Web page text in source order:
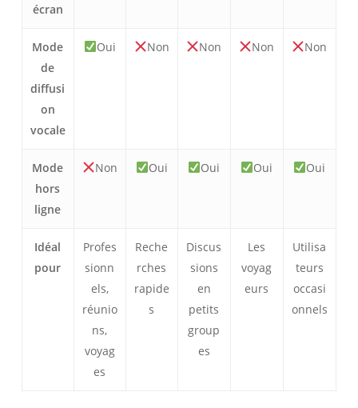
écran
Mode
de
diffusi
on
vocale
Oui Non Non Non Non
Mode
hors
ligne
Non Oui Oui Oui Oui
Idéal
pour
Profes
sionn
els,
réunio
ns,
voyag
es
Reche
rches
rapide
s
Discus
sions
en
petits
group
es
Les
voyag
eurs
Utilisa
teurs
occasi
onnels